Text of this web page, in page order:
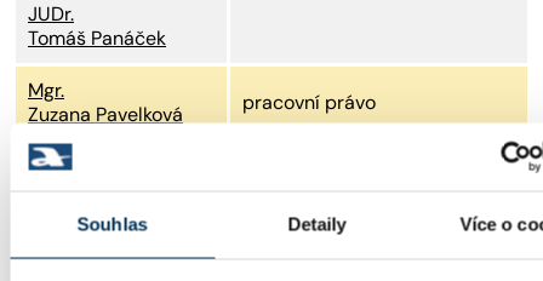
Souhlas Detaily Více o
JUDr.
Tomáš Panáček
Mgr.
Zuzana Pavelková
pracovní právo
Mgr. Martin Pešek
LL.M.
obchodní a závazkové právo